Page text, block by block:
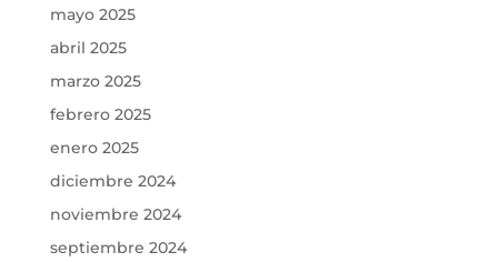
mayo 2025
abril 2025
marzo 2025
febrero 2025
enero 2025
diciembre 2024
noviembre 2024
septiembre 2024